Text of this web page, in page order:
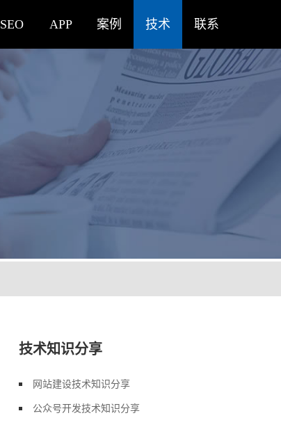
SEO APP 案例 技术 联系
技术知识分享
网站建设技术知识分享
公众号开发技术知识分享